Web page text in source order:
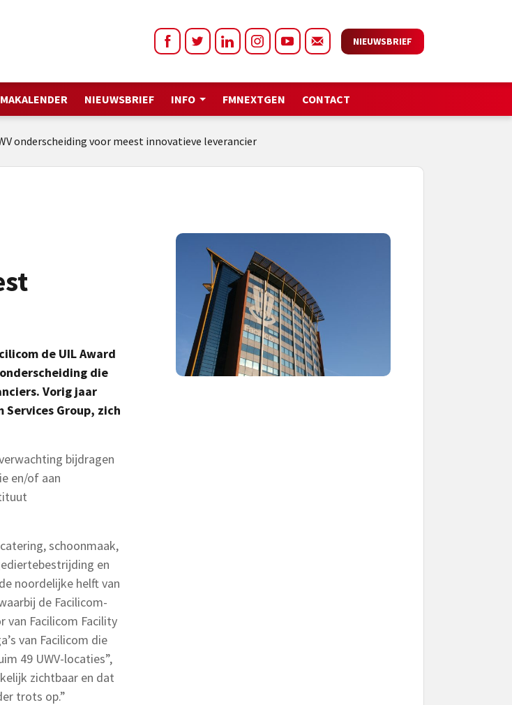
NIEUWSBRIEF
NIEUWSBRIEF INFO FMNEXTGEN CONTACT
onderscheiding voor meest innovatieve leverancier
de UIL Award
die
Vorig jaar
Group, zich
bijdragen
en/of aan
schoonmaak,
en
noordelijke helft van
de Facilicom-
Facilicom Facility
van Facilicom die
49 UWV-locaties”,
zichtbaar en dat
trots op.”